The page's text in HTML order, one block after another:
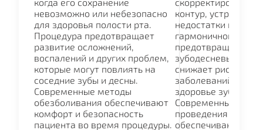
невозможно или небезопасно
для здоровья полости рта.
Процедура предотвращает
развитие осложнений,
воспалений и других проблем,
которые могут повлиять на
соседние зубы и десны.
Современные методы
обезболивания обеспечивают
комфорт и безопасность
пациента во время процедуры.
контур, устраняя
недостатки и
гармоничной.
предотвращает
зубодесневых
снижает риск
заболеваний,
здоровье зубов и
Современные
проведения
обеспечивают